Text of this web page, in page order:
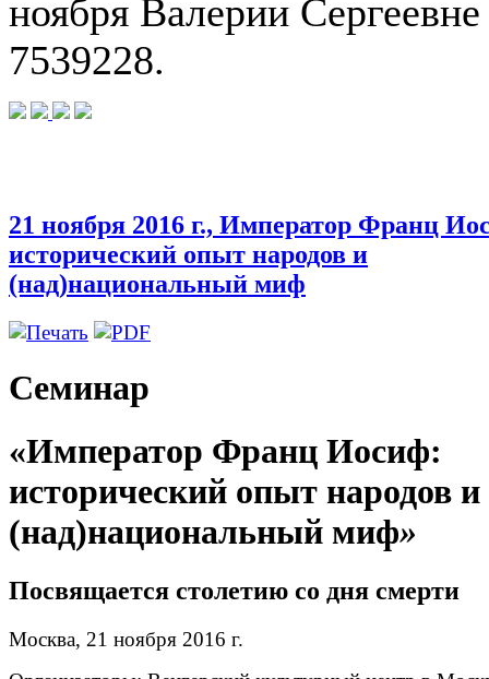
ноября Валерии
7539228.
21 ноября 2016 г., Император Франц
исторический опыт народов и
(над)национальный миф
Семинар
«Император Франц Иосиф:
исторический опыт народов и
(над)национальный миф»
Посвящается столетию со дня смерти
Москва, 21 ноября 2016 г.